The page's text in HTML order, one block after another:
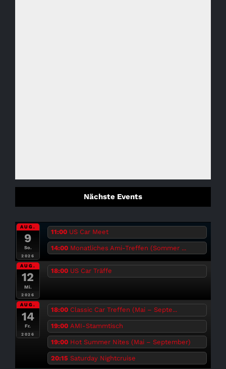
Nächste Events
AUG.
9
So.
2026
11:00 US Car Meet
14:00 Monatliches Ami-Treffen (Sommer ...
AUG.
12
Mi.
2026
18:00 US Car Träffe
AUG.
14
Fr.
2026
18:00 Classic Car Treffen (Mai – Septe...
19:00 AMI-Stammtisch
19:00 Hot Summer Nites (Mai – September)
20:15 Saturday Nightcruise